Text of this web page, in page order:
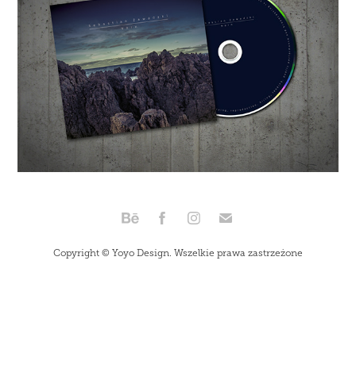
Copyright © Yoyo Design. Wszelkie prawa zastrzeżone